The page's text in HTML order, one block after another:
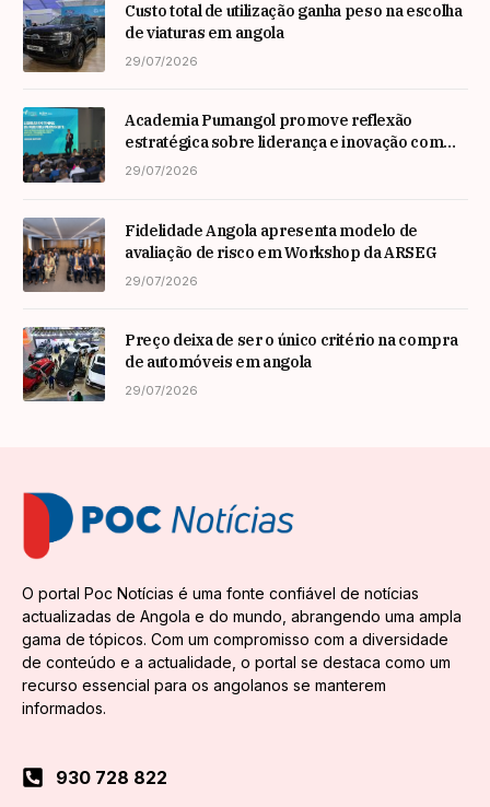
Custo total de utilização ganha peso na escolha
de viaturas em angola
29/07/2026
Academia Pumangol promove reflexão
estratégica sobre liderança e inovação com
especialista internacional Nadim Habib
29/07/2026
Fidelidade Angola apresenta modelo de
avaliação de risco em Workshop da ARSEG
29/07/2026
Preço deixa de ser o único critério na compra
de automóveis em angola
29/07/2026
O portal Poc Notícias é uma fonte confiável de notícias
actualizadas de Angola e do mundo, abrangendo uma ampla
gama de tópicos. Com um compromisso com a diversidade
de conteúdo e a actualidade, o portal se destaca como um
recurso essencial para os angolanos se manterem
informados.
930 728 822